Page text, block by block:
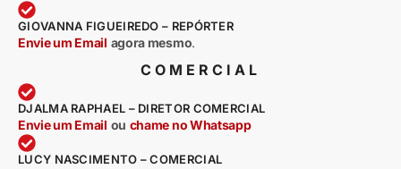
GIOVANNA FIGUEIREDO – REPÓRTER
Envie um Email agora mesmo.
COMERCIAL
DJALMA RAPHAEL – DIRETOR COMERCIAL
Envie um Email ou chame no Whatsapp
LUCY NASCIMENTO – COMERCIAL